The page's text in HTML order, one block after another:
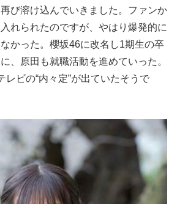
び溶け込んでいきました。ファンか
れられたのですが、やはり爆発的に
かった。櫻坂46に改名し1期生の卒
、原田も就職活動を進めていった。
レビの“内々定”が出ていたそうで